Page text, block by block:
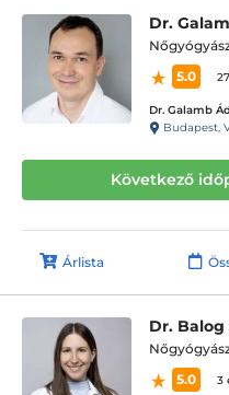
Dr.
5.0
Dr. Galamb
Budapest, V.
Következő
Árlista
Dr.
5.0
3